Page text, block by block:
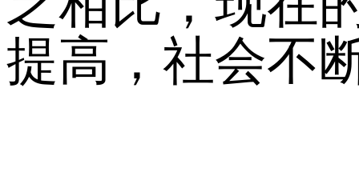
提高，社会不